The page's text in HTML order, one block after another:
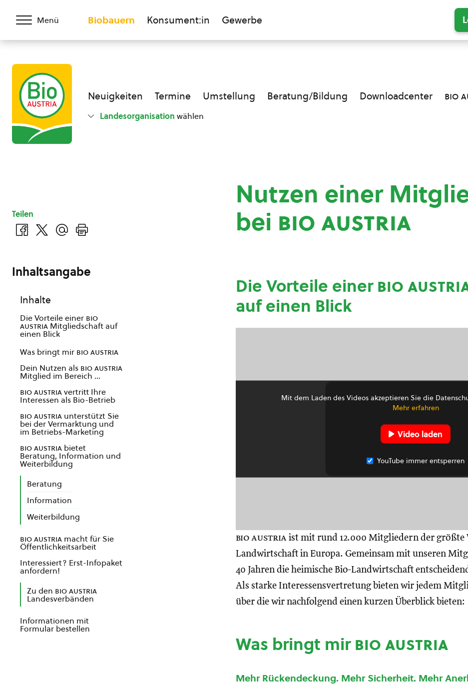
Menü Biobauern Konsument:in Gewerbe
Neuigkeiten Termine Umstellung Beratung/Bildung Downloadcenter bio
Landesorganisation wählen
Nutzen einer
bei bio austria
Die Vorteile einerbio
auf einen Blick
Mit dem Laden des Videos akzeptieren Sie die
Mehr erfahren
Video laden
YouTube immer entsperren
bio austria ist mit rund 12.000 Mitgliedern der größte
Landwirtschaft in Europa. Gemeinsam mit unseren
40 Jahren die heimische Bio-Landwirtschaft
Als starke Interessensvertretung bieten wir jedem
über die wir nachfolgend einen kurzen Überblick bieten:
Was bringt mirbio austria
Mehr Rückendeckung. Mehr Sicherheit. Mehr
Teilen
Inhaltsangabe
Inhalte
Die Vorteile einer bio
austria Mitgliedschaft auf
einen Blick
Was bringt mir bio austria
Dein Nutzen als bio austria
Mitglied im Bereich …
bio austriavertritt Ihre
Interessen als Bio-Betrieb
bio austria unterstützt Sie
bei der Vermarktung und
im Betriebs-Marketing
bio austria bietet
Beratung, Information und
Weiterbildung
Beratung
Information
Weiterbildung
bio austria macht für Sie
Öffentlichkeitsarbeit
Interessiert? Erst-Infopaket
anfordern!
Zu den bio austria
Landesverbänden
Informationen mit
Formular bestellen